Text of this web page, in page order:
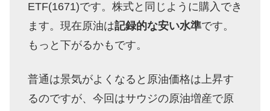
ETF(1671)です。株式と同じように購入でき
ます。現在原油は記録的な安い水準です。
もっと下がるかもです。
普通は景気がよくなると原油価格は上昇す
るのですが、今回はサウジの原油増産で原